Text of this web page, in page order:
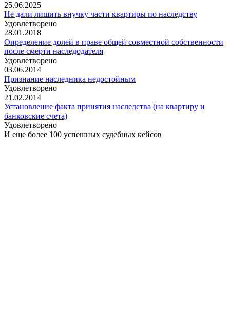
25.06.2025
Не дали лишить внучку части квартиры по наследству
Удовлетворено
28.01.2018
Определение долей в праве общей совместной собственности
после смерти наследодателя
Удовлетворено
03.06.2014
Признание наследника недостойным
Удовлетворено
21.02.2014
Установление факта принятия наследства (на квартиру и
банковские счета)
Удовлетворено
И еще более 100 успешных судебных кейсов